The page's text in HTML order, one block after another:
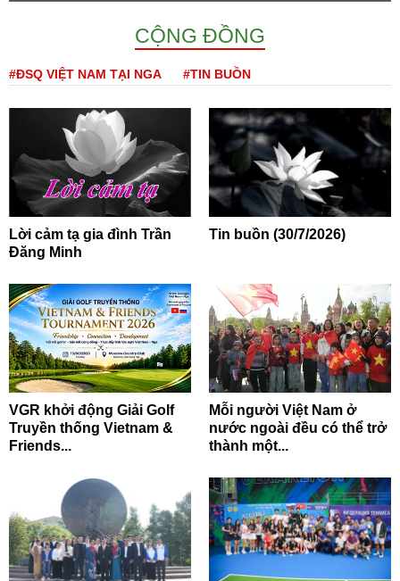
CỘNG ĐỒNG
#ĐSQ VIỆT NAM TẠI NGA #TIN BUỒN
Lời cảm tạ gia đình Trần
Đăng Minh
Tin buồn (30/7/2026)
VGR khởi động Giải Golf
Truyền thống Vietnam &
Friends...
Mỗi người Việt Nam ở
nước ngoài đều có thể trở
thành một...